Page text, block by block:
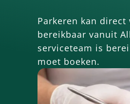
Parkeren kan
bereikbaar vanuit
serviceteam is
moet boeken.